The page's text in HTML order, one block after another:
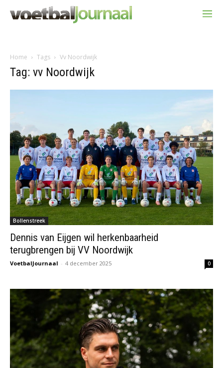
Home Tags Vv Noordwijk
Tag: vv Noordwijk
Bollenstreek
Dennis van Eijgen wil herkenbaarheid
terugbrengen bij VV Noordwijk
VoetbalJournaal - 4 december 2025 0